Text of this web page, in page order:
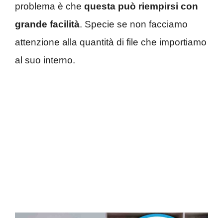
problema è che questa può riempirsi con
grande facilità. Specie se non facciamo
attenzione alla quantità di file che importiamo
al suo interno.